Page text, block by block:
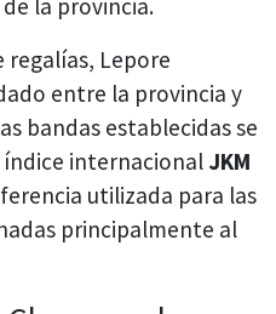
regalías, Lepore
entre la provincia y
bandas establecidas se
internacional JKM
utilizada para las
principalmente al